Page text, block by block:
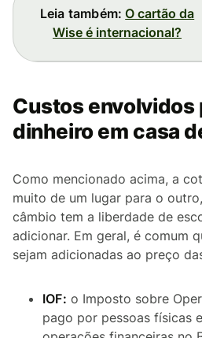
Leia também: O cartão da
Wise é internacional?
Custos envolvidos
dinheiro em casa
Como mencionado acima, a
muito de um lugar para o
câmbio tem a liberdade de
adicionar. Em geral, é comum
sejam adicionadas ao preço
IOF: o Imposto sobre
pago por pessoas físicas